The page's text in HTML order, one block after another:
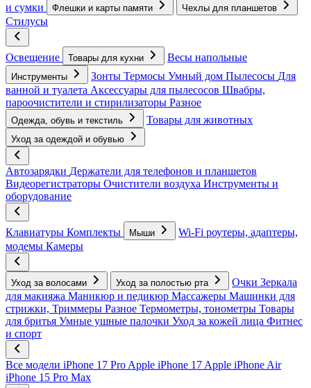
и сумки
Флешки и карты памяти Чехлы для планшетов
Стилусы
Освещение Товары для кухни Весы напольные
Инструменты Зонты Термосы Умный дом Пылесосы Для
ванной и туалета Аксессуары для пылесосов Швабры,
пароочистители и стирилизаторы Разное
Одежда, обувь и текстиль Товары для животных
Уход за одеждой и обувью
Автозарядки Держатели для телефонов и планшетов
Видеорегистраторы Очистители воздуха Инструменты и
оборудование
Клавиатуры Комплекты Мыши
Wi-Fi роутеры, адаптеры,
модемы Камеры
Уход за волосами Уход за полостью рта Очки Зеркала
для макияжа Маникюр и педикюр Массажеры Машинки для
стрижки, Триммеры Разное Термометры, тонометры Товары
для бритья Умные ушные палочки Уход за кожей лица Фитнес
и спорт
Все модели iPhone 17 Pro Apple iPhone 17 Apple iPhone Air
iPhone 15 Pro Max